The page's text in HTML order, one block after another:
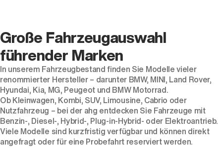
Der neue BMW X5.
Geschaffen, um vorauszugehen.
Große Fahrzeugauswahl
führender Marken
In unserem Fahrzeugbestand finden Sie Modelle vieler
renommierter Hersteller – darunter BMW, MINI, Land Rover,
Hyundai, Kia, MG, Peugeot und BMW Motorrad.
ObKleinwagen, Kombi, SUV, Limousine, Cabrio oder
Nutzfahrzeug – bei der ahg entdecken Sie Fahrzeuge mit
Benzin-, Diesel-, Hybrid-, Plug-in-Hybrid- oder Elektroantrieb.
Viele Modelle sind kurzfristig verfügbar und können direkt
angefragt oder für eine Probefahrt reserviert werden.